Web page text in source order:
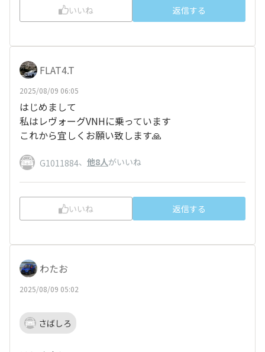
いいね 返信する
FLAT4.T
2025/08/09 06:05
はじめまして
私はレヴォーグVNHに乗っています
これから宜しくお願い致します🙏
G1011884、 他8人がいいね
いいね 返信する
わたお
2025/08/09 05:02
さばしろ